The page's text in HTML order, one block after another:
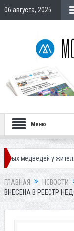
06 августа, 2026
Меню
у жителя Дагестана
ГЛАВНАЯ НОВОСТИ
ВНЕСЕНА В РЕЕСТР